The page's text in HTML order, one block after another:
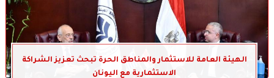
الهيئة العامة للاستثمار والمناطق الحرة تبحث تعزيز الشراكة
الاستثمارية مع اليونان